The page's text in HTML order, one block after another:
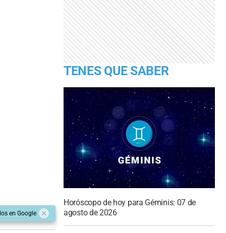
en Google
TENES QUE SABER
Horóscopo de hoy para Géminis: 07 de
agosto de 2026